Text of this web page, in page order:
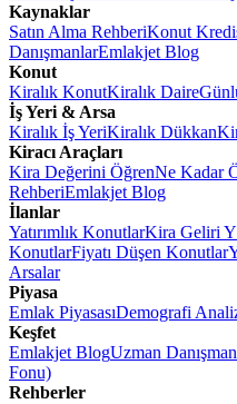
Kaynaklar
Satın Alma RehberiKonut
DanışmanlarEmlakjet Blog
Konut
Kiralık KonutKiralık Daire
İş Yeri & Arsa
Kiralık İş YeriKiralık Dükkan
Kiracı Araçları
Kira Değerini ÖğrenNe Kadar
RehberiEmlakjet Blog
İlanlar
Yatırımlık KonutlarKira Geliri
KonutlarFiyatı Düşen Konutlar
Arsalar
Piyasa
Emlak PiyasasıDemografi
Keşfet
Emlakjet BlogUzman
Fonu)
Rehberler